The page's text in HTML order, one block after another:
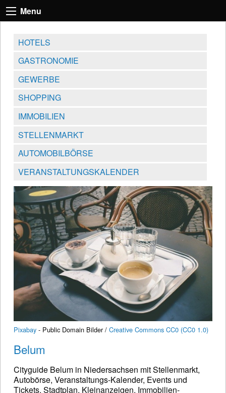
Menu
HOTELS
GASTRONOMIE
GEWERBE
SHOPPING
IMMOBILIEN
STELLENMARKT
AUTOMOBILBÖRSE
VERANSTALTUNGSKALENDER
Pixabay - Public Domain Bilder / Creative Commons CC0 (CC0 1.0)
Belum
Cityguide Belum in Niedersachsen mit Stellenmarkt,
Autobörse, Veranstaltungs-Kalender, Events und
Tickets, Stadtplan, Kleinanzeigen, Immobilien-